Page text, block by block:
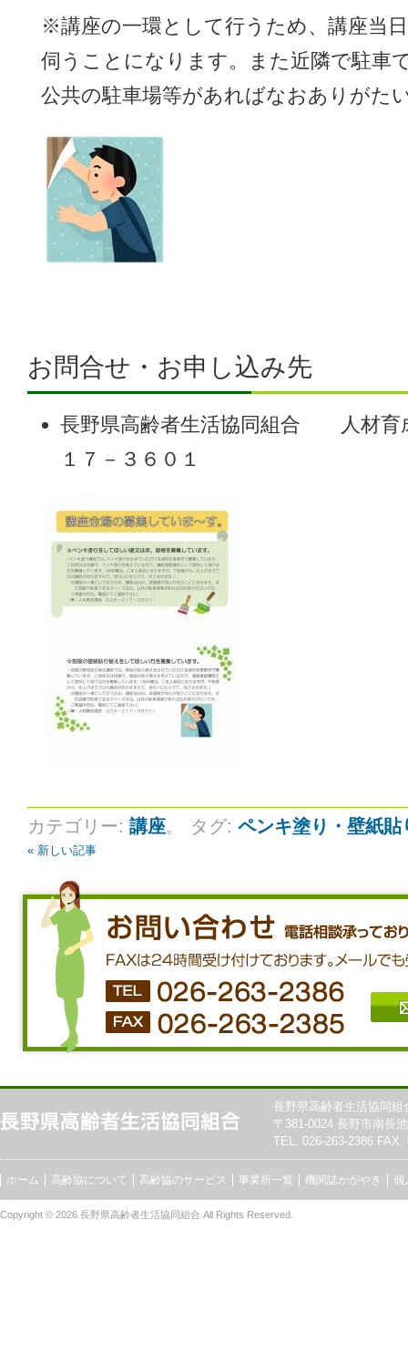
※講座の一環として行うため、講座当
伺うことになります。また近隣で駐車
公共の駐車場等があればなおありがた
お問合せ・お申し込み先
長野県高齢者生活協同組合 人材
１７－３６０１
カテゴリー: 講座。 タグ: ペンキ塗り・壁紙貼
« 新しい記事
長野県高齢者生活協同組
〒381-0024 長野市南長
TEL. 026-263-2386 FAX.
ホーム 高齢協について 高齢協のサービス 事業所一覧 機関誌かがやき 個
Copyright © 2026 長野県高齢者生活協同組合 All Rights Reserved.